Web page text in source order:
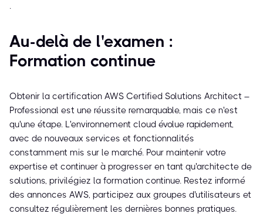
.
Au-delà de l'examen :
Formation continue
Obtenir la certification AWS Certified Solutions Architect –
Professional est une réussite remarquable, mais ce n'est
qu'une étape. L'environnement cloud évolue rapidement,
avec de nouveaux services et fonctionnalités
constamment mis sur le marché. Pour maintenir votre
expertise et continuer à progresser en tant qu'architecte de
solutions, privilégiez la formation continue. Restez informé
des annonces AWS, participez aux groupes d'utilisateurs et
consultez régulièrement les dernières bonnes pratiques.